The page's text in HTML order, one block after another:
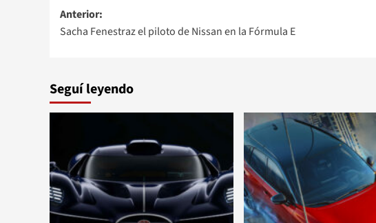
Navegación
de
Anterior:
Sacha Fenestraz el piloto de Nissan en la Fórmula E
Seguí leyendo